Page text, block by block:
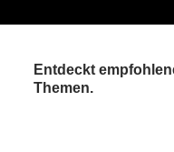
Entdeckt
Themen.